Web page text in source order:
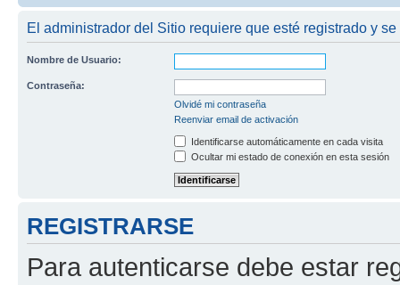
El administrador del Sitio requiere que esté registrado y
Nombre de Usuario:
Contraseña:
Olvidé mi contraseña
Reenviar email de activación
Identificarse automáticamente en cada visita
Ocultar mi estado de conexión en esta sesión
REGISTRARSE
Para autenticarse debe estar